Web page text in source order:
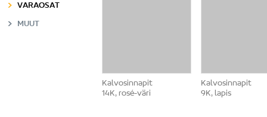
Kalvosinnapit
14K, rosé-väri
Kalvosinnapit
9K, lapis
VARAOSAT
MUUT